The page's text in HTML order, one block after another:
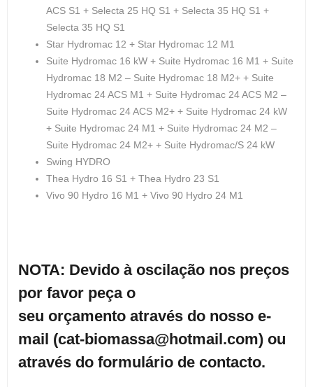
ACS S1 + Selecta 25 HQ S1 + Selecta 35 HQ S1 +
Selecta 35 HQ S1
Star Hydromac 12 + Star Hydromac 12 M1
Suite Hydromac 16 kW + Suite Hydromac 16 M1 + Suite
Hydromac 18 M2 – Suite Hydromac 18 M2+ + Suite
Hydromac 24 ACS M1 + Suite Hydromac 24 ACS M2 –
Suite Hydromac 24 ACS M2+ + Suite Hydromac 24 kW
+ Suite Hydromac 24 M1 + Suite Hydromac 24 M2 –
Suite Hydromac 24 M2+ + Suite Hydromac/S 24 kW
Swing HYDRO
Thea Hydro 16 S1 + Thea Hydro 23 S1
Vivo 90 Hydro 16 M1 + Vivo 90 Hydro 24 M1
NOTA: Devido à oscilação nos preços
por favor peça o
seu orçamento através do nosso e-
mail (cat-biomassa@hotmail.com) ou
através do formulário de contacto.